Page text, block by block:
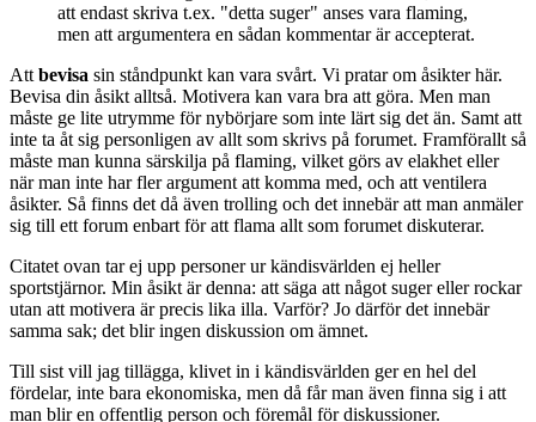
att endast skriva t.ex. "detta suger" anses vara flaming,
men att argumentera en sådan kommentar är accepterat.
Att bevisa sin ståndpunkt kan vara svårt. Vi pratar om åsikter här.
Bevisa din åsikt alltså. Motivera kan vara bra att göra. Men man
måste ge lite utrymme för nybörjare som inte lärt sig det än. Samt att
inte ta åt sig personligen av allt som skrivs på forumet. Framförallt så
måste man kunna särskilja på flaming, vilket görs av elakhet eller
när man inte har fler argument att komma med, och att ventilera
åsikter. Så finns det då även trolling och det innebär att man anmäler
sig till ett forum enbart för att flama allt som forumet diskuterar.
Citatet ovan tar ej upp personer ur kändisvärlden ej heller
sportstjärnor. Min åsikt är denna: att säga att något suger eller rockar
utan att motivera är precis lika illa. Varför? Jo därför det innebär
samma sak; det blir ingen diskussion om ämnet.
Till sist vill jag tillägga, klivet in i kändisvärlden ger en hel del
fördelar, inte bara ekonomiska, men då får man även finna sig i att
man blir en offentlig person och föremål för diskussioner.